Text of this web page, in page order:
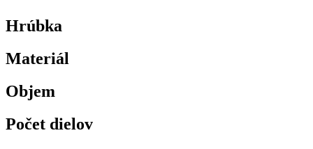
Hrúbka
Materiál
Objem
Počet dielov